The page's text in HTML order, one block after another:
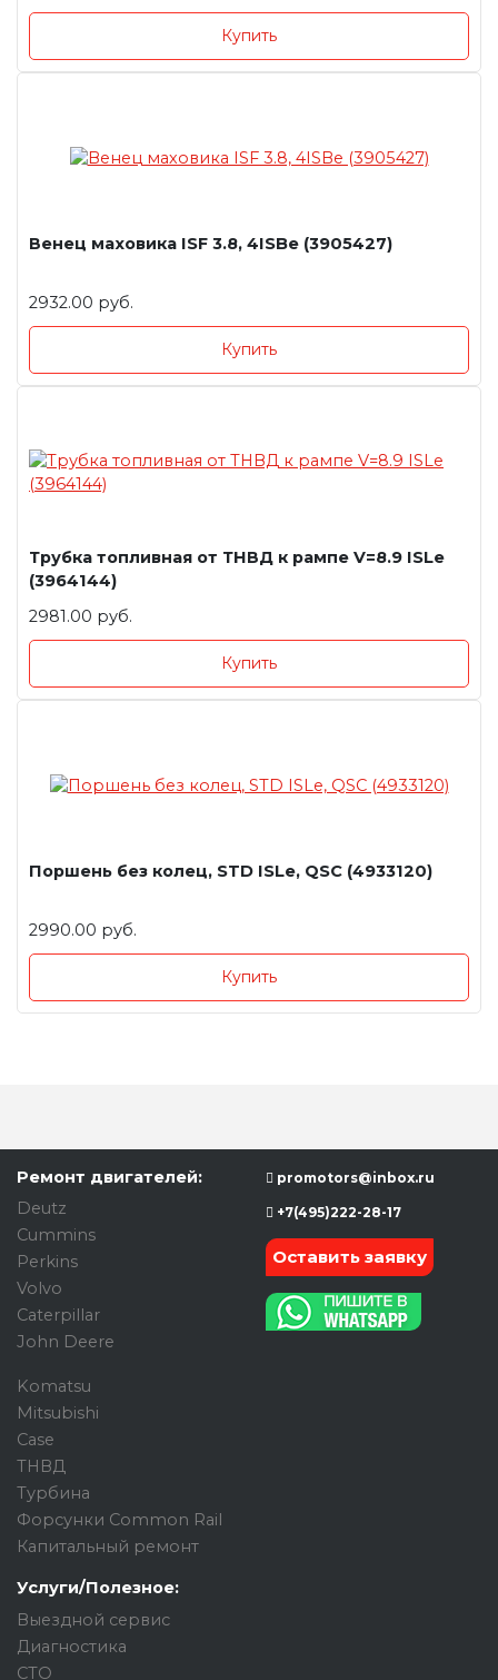
Купить
Венец маховика ISF 3.8, 4ISBe (3905427)
2932.00 руб.
Купить
Трубка топливная от ТНВД к рампе V=8.9 ISLe
(3964144)
2981.00 руб.
Купить
Поршень без колец, STD ISLe, QSC (4933120)
2990.00 руб.
Купить
Ремонт двигателей:
Deutz
Cummins
Perkins
Volvo
Caterpillar
John Deere
Komatsu
Mitsubishi
Case
ТНВД
Турбина
Форсунки Common Rail
Капитальный ремонт
Услуги/Полезное:
Выездной сервис
Диагностика
СТО
promotors@inbox.ru
+7(495)222-28-17
Оставить заявку